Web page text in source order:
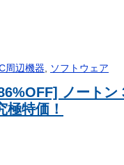
周辺機器, ソフトウェア
ノートン
極特価！